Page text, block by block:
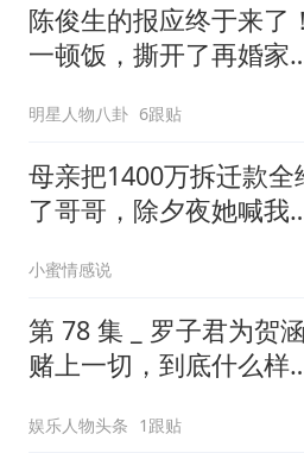
陈俊生的报应终于来了！
一顿饭，撕开了再婚家
明星人物八卦 6跟贴
母亲把1400万拆迁款全
了哥哥，除夕夜她喊我
了，刚花900万给婆婆换
了套别墅
小蜜情感说
第 78 集 _ 罗子君为贺涵
赌上一切，到底什么样
拿自己的前途去冒险
娱乐人物头条 1跟贴